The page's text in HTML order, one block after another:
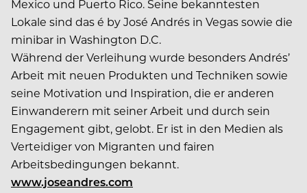
Mexico und Puerto Rico. Seine bekanntesten
Lokale sind das é by José Andrés in Vegas sowie die
minibar in Washington D.C.
Während der Verleihung wurde besonders Andrés’
Arbeit mit neuen Produkten und Techniken sowie
seine Motivation und Inspiration, die er anderen
Einwanderern mit seiner Arbeit und durch sein
Engagement gibt, gelobt. Er ist in den Medien als
Verteidiger von Migranten und fairen
Arbeitsbedingungen bekannt.
www.joseandres.com